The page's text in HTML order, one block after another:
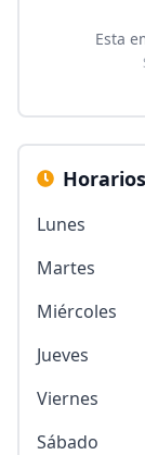
Esta
Horarios
Lunes
Martes
Miércoles
Jueves
Viernes
Sábado